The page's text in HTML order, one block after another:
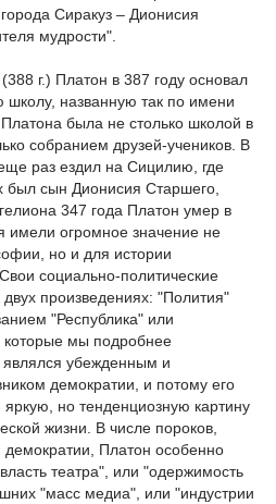
Сиракуз – Дионисия
мудрости".
г.) Платон в 387 году основал
названную так по имени
была не столько школой в
собранием друзей-учеников. В
раз ездил на Сицилию, где
был сын Дионисия Старшего,
347 года Платон умер в
имели огромное значение не
но и для истории
социально-политические
произведениях: "Полития"
"Республика" или
которые мы подробнее
убежденным и
демократии, и потому его
но тенденциозную картину
жизни. В числе пороков,
Платон особенно
театра", или "одержимость
"масс медиа", или "индустрии